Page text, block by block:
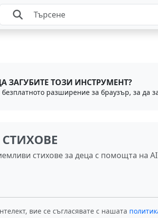
ЗАГУБИТЕ ТОЗИ ИНСТРУМЕНТ?
СТИХОВЕ
стихове за деца с помощта на AI
вие се съгласявате с нашата